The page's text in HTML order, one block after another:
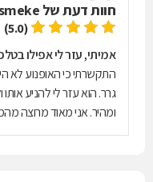
חוות דעת של
(5.0)
אמיתי, עזר לי אפילו
התקשרתי כי האופנוע לא
גרר. הוא עזר לי להניע
ומהיר. אני מאוד מרוצה